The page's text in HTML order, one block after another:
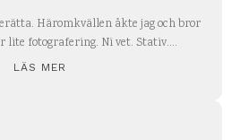
Häromkvällen åkte jag och bror
fotografering. Ni vet. Stativ....
LÄS MER